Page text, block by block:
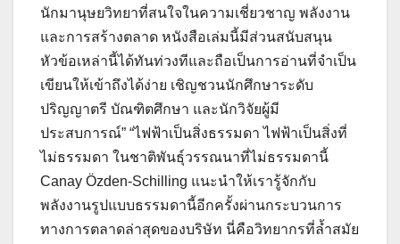
นักมานุษยวิทยาที่สนใจในความเชี่ยวชาญ พลังงาน
และการสร้างตลาด หนังสือเล่มนี้มีส่วนสนับสนุน
หัวข้อเหล่านี้ได้ทันท่วงทีและถือเป็นการอ่านที่จำเป็น
เขียนให้เข้าถึงได้ง่าย เชิญชวนนักศึกษาระดับ
ปริญญาตรี บัณฑิตศึกษา และนักวิจัยผู้มี
ประสบการณ์” “ไฟฟ้าเป็นสิ่งธรรมดา ไฟฟ้าเป็นสิ่งที่
ไม่ธรรมดา ในชาติพันธุ์วรรณนาที่ไม่ธรรมดานี้
Canay Özden-Schilling แนะนำให้เรารู้จักกับ
พลังงานรูปแบบธรรมดานี้อีกครั้งผ่านกระบวนการ
ทางการตลาดล่าสุดของบริษัท นี่คือวิทยากรที่ล้ำสมัย